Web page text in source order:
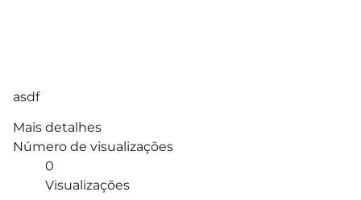
asdf
Mais detalhes
Número de visualizações
0
Visualizações